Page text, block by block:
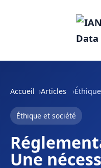
Accueil Articles
Éthique et société
Une